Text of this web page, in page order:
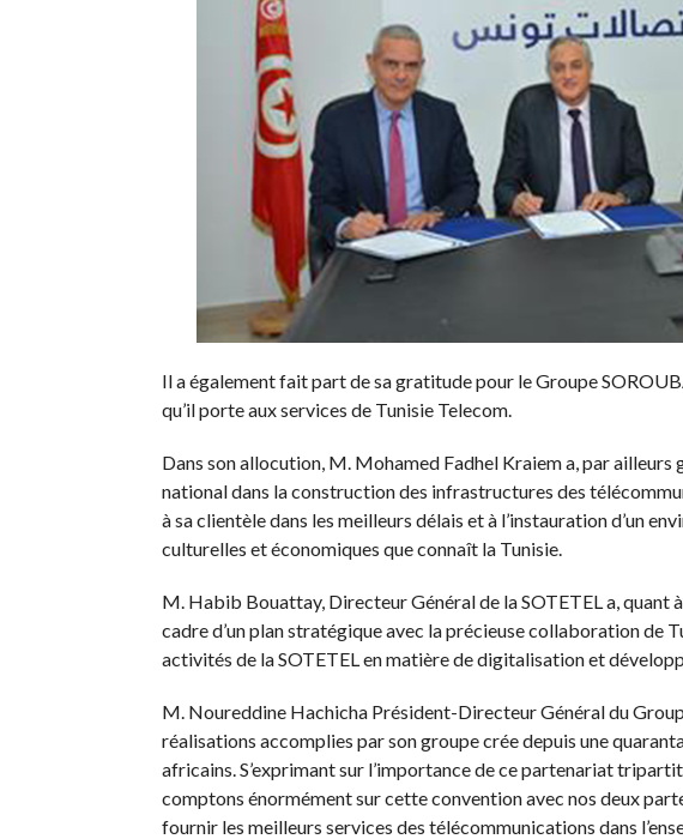
Il a également fait part de sa gratitude pour le Groupe
qu’il porte aux services de Tunisie Telecom.
Dans son allocution, M. Mohamed Fadhel Kraiem a, par ailleurs
national dans la construction des infrastructures des
à sa clientèle dans les meilleurs délais et à l’instauration d’un
culturelles et économiques que connaît la Tunisie.
M. Habib Bouattay, Directeur Général de la SOTETEL a, quant
cadre d’un plan stratégique avec la précieuse collaboration de
activités de la SOTETEL en matière de digitalisation et
M. Noureddine Hachicha Président-Directeur Général du
réalisations accomplies par son groupe crée depuis une
africains. S’exprimant sur l’importance de ce partenariat
comptons énormément sur cette convention avec nos deux
fournir les meilleurs services des télécommunications dans